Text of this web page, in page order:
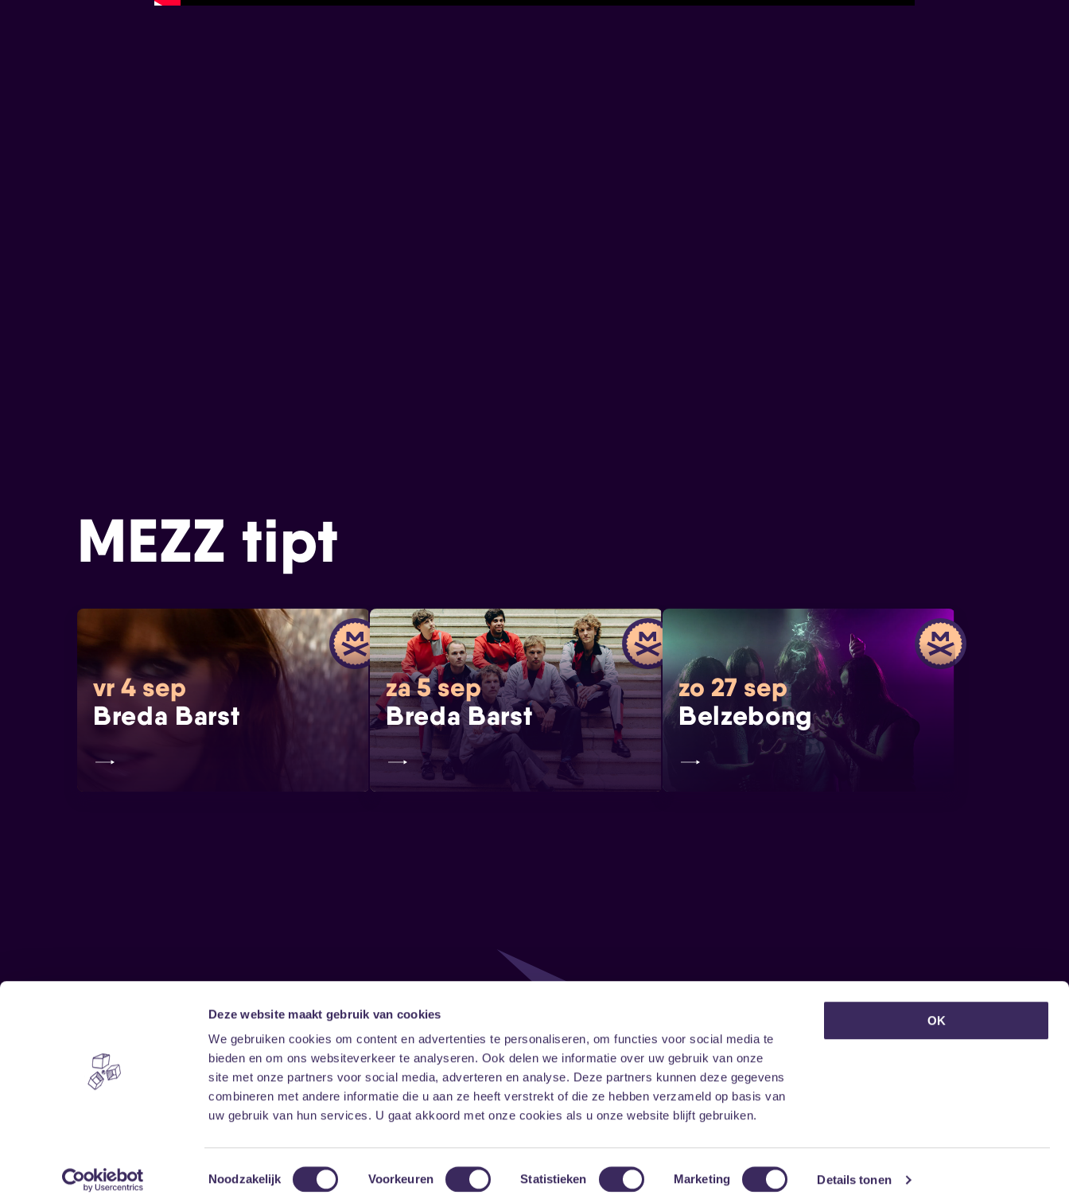
Deze website maakt gebruik van cookies
We gebruiken cookies om content en advertenties te personaliseren, om functies voor social media te
bieden en om ons websiteverkeer te analyseren. Ook delen we informatie over uw gebruik van onze
site met onze partners voor social media, adverteren en analyse. Deze partners kunnen deze gegevens
combineren met andere informatie die u aan ze heeft verstrekt of die ze hebben verzameld op basis van
uw gebruik van hun services. U gaat akkoord met onze cookies als u onze website blijft gebruiken.
Toestemmingsselectie
Noodzakelijk Voorkeuren Statistieken Marketing Details tonen
OK
MEZZ tipt
vr 4 sep
Breda Barst
za 5 sep
Breda Barst
zo 27 sep
Belzebong
Home
Vrijwilligers
Disclaimer
Toegankelijkheid
Privacy & cookies
Follow
FacebookInstagramLinkedIn
Onze nieuwsbrief ontvangen?